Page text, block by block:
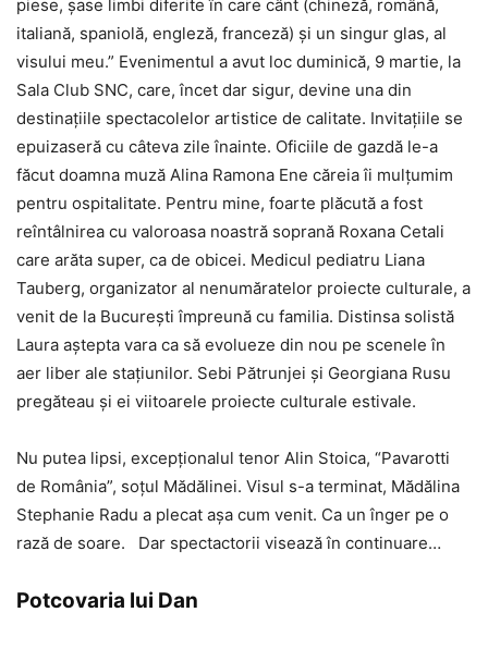
piese, șase limbi diferite în care cânt (chineză, română,
italiană, spaniolă, engleză, franceză) și un singur glas, al
visului meu.” Evenimentul a avut loc duminică, 9 martie, la
Sala Club SNC, care, încet dar sigur, devine una din
destinațiile spectacolelor artistice de calitate. Invitațiile se
epuizaseră cu câteva zile înainte. Oficiile de gazdă le-a
făcut doamna muză Alina Ramona Ene căreia îi mulțumim
pentru ospitalitate. Pentru mine, foarte plăcută a fost
reîntâlnirea cu valoroasa noastră soprană Roxana Cetali
care arăta super, ca de obicei. Medicul pediatru Liana
Tauberg, organizator al nenumăratelor proiecte culturale, a
venit de la București împreună cu familia. Distinsa solistă
Laura aștepta vara ca să evolueze din nou pe scenele în
aer liber ale stațiunilor. Sebi Pătrunjei și Georgiana Rusu
pregăteau și ei viitoarele proiecte culturale estivale.
Nu putea lipsi, excepționalul tenor Alin Stoica, “Pavarotti
de România”, soțul Mădălinei. Visul s-a terminat, Mădălina
Stephanie Radu a plecat așa cum venit. Ca un înger pe o
rază de soare. Dar spectactorii visează în continuare…
Potcovaria lui Dan